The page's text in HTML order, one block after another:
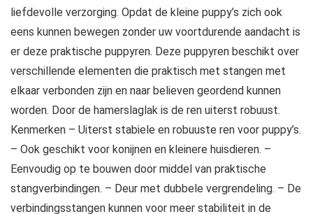
liefdevolle verzorging. Opdat de kleine puppy’s zich ook
eens kunnen bewegen zonder uw voortdurende aandacht is
er deze praktische puppyren. Deze puppyren beschikt over
verschillende elementen die praktisch met stangen met
elkaar verbonden zijn en naar believen geordend kunnen
worden. Door de hamerslaglak is de ren uiterst robuust.
Kenmerken – Uiterst stabiele en robuuste ren voor puppy’s.
– Ook geschikt voor konijnen en kleinere huisdieren. –
Eenvoudig op te bouwen door middel van praktische
stangverbindingen. – Deur met dubbele vergrendeling. – De
verbindingsstangen kunnen voor meer stabiliteit in de